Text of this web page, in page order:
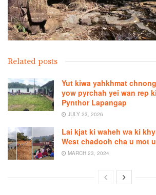
Related posts
Yut kiwa yahkhmat
yow pyrchah yei wan rep
Pynthor Lapangap
JULY 23, 2026
Lai kjat ki waheh wa ki
West chadooh cha u mot
MARCH 23, 2024